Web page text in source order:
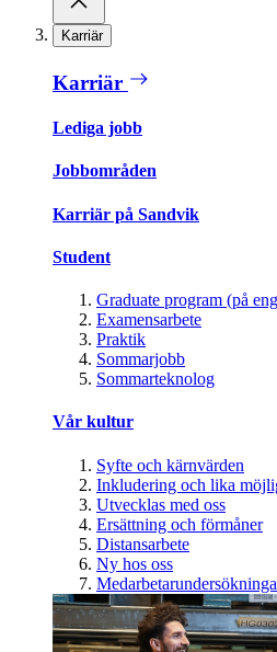
Karriär
Karriär
Lediga jobb
Jobbområden
Karriär på Sandvik
Student
Graduate program (på
Examensarbete
Praktik
Sommarjobb
Sommarteknolog
Vår kultur
Syfte och kärnvärden
Inkludering och lika
Utvecklas med oss
Ersättning och förmåner
Distansarbete
Ny hos oss